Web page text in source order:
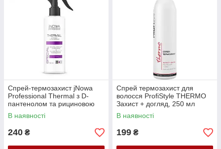
Спрей-термозахист jNowa
Professional Thermal з D-
пантенолом та рициновою
олією, 180 мл
В наявності
240 ₴
Спрей термозахист для
волосся ProfiStyle THERMO
Захист + догляд, 250 мл
В наявності
199 ₴